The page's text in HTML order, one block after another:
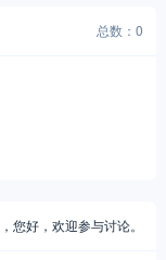
总数：0